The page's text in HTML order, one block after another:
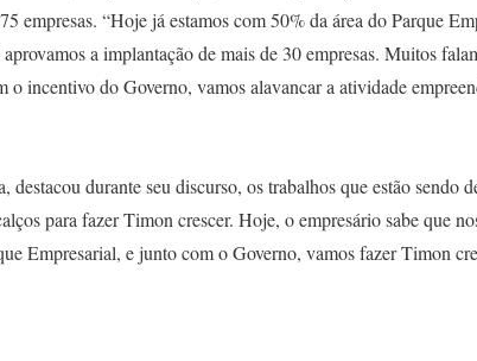
empresas. “Hoje já estamos com 50% da área do Parque
a implantação de mais de 30 empresas. Muitos
o incentivo do Governo, vamos alavancar a atividade
durante seu discurso, os trabalhos que estão sendo
para fazer Timon crescer. Hoje, o empresário sabe que
Empresarial, e junto com o Governo, vamos fazer Timon